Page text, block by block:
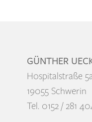
GÜNTHER
Hospitalstraße
19055 Schwerin
Tel. 0152 / 281